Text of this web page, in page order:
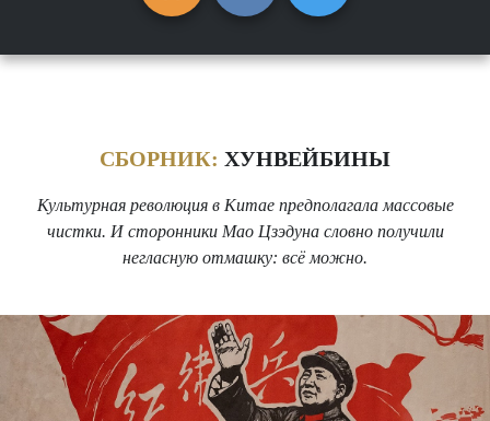
СБОРНИК: ХУНВЕЙБИНЫ
Культурная революция в Китае предполагала массовые
чистки. И сторонники Мао Цзэдуна словно получили
негласную отмашку: всё можно.